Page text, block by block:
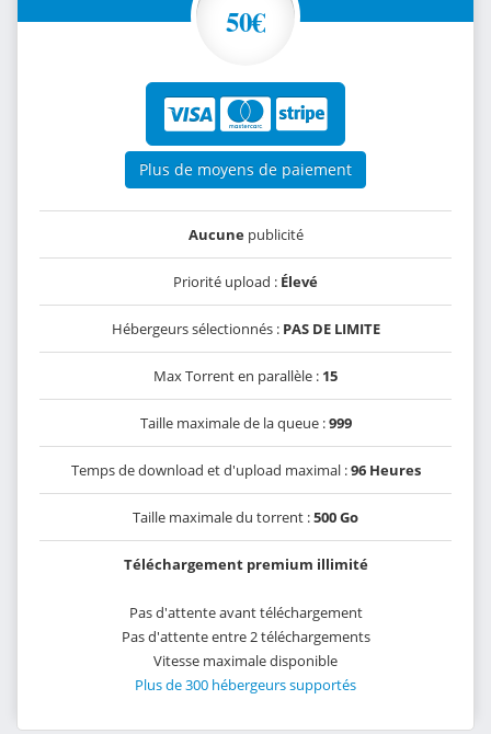
50€
Plus de moyens de paiement
Aucunepublicité
Priorité upload : Élevé
Hébergeurs sélectionnés : PAS DE LIMITE
Max Torrent en parallèle : 15
Taille maximale de la queue :999
Temps de download et d'upload maximal :96 Heures
Taille maximale du torrent :500 Go
Téléchargement premium illimité
Pas d'attente avant téléchargement
Pas d'attente entre 2 téléchargements
Vitesse maximale disponible
Plus de 300 hébergeurs supportés